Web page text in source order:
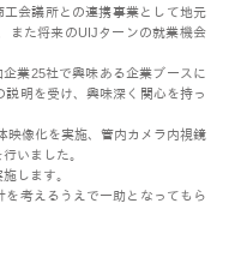
会議所との連携事業として地元
また将来のUIJターンの就業機会
業25社で興味ある企業ブースに
明を受け、興味深く関心を持っ
像化を実施、管内カメラ内視鏡
いました。
します。
を考えるうえで一助となってもら